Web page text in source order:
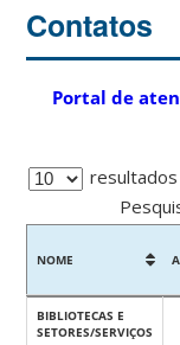
Contatos
Portal de
NOME
BIBLIOTECAS E
SETORES/SERVIÇOS